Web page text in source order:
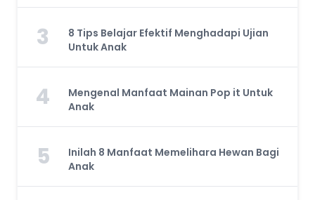
3
8 Tips Belajar Efektif Menghadapi Ujian
Untuk Anak
4
Mengenal Manfaat Mainan Pop it Untuk
Anak
5
Inilah 8 Manfaat Memelihara Hewan Bagi
Anak